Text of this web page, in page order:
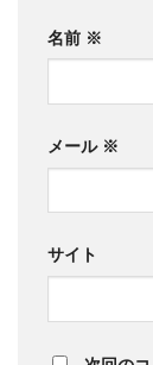
名前 ※
メール ※
サイト